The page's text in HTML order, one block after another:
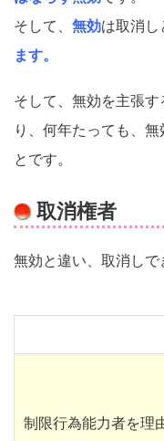
そして、 無効は取消し
ます。
そして、無効を主張
り、何年たっても、
とです。
取消権者
無効と違い、取消しで
制限行為能力者を理